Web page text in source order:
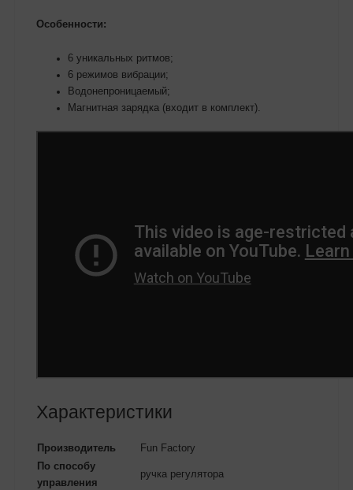
Особенности:
6 уникальных ритмов;
6 режимов вибрации;
Водонепроницаемый;
Магнитная зарядка (входит в комплект).
Характеристики
Производитель
Fun Factory
По способу
управления
ручка регулятора